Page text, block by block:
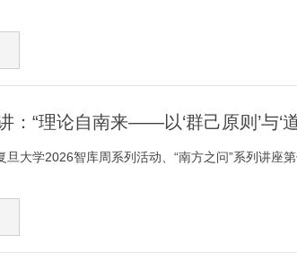
：“理论自南来——以‘群己原则’与‘
大学2026智库周系列活动、“南方之问”系列讲座